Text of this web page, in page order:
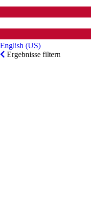
English (US)‎
Ergebnisse filtern